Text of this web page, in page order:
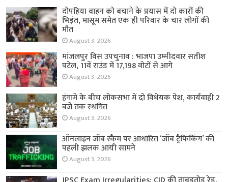
दोपहिया वाहन को बचाने के प्रयास में दो कारों की
भिड़ंत, मासूम समेत एक ही परिवार के चार लोगों की
मौत
August 3, 2026
मांजलपुर विस उपचुनाव : भाजपा उम्मीदवार सतीश
पटेल, 11वें राउंड में 17,198 वोटों से आगे
August 3, 2026
हंगामे के बीच लोकसभा में दो विधेयक पेश, कार्यवाही 2
बजे तक स्थगित
August 3, 2026
ऑनलाइन जॉब स्कैम पर आधारित ‘जॉब ट्रैफिकिंग’ की
पहली झलक आयी सामने
August 3, 2026